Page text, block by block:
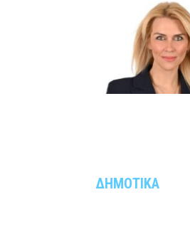
ΔΗΜΟΤΙΚΑ